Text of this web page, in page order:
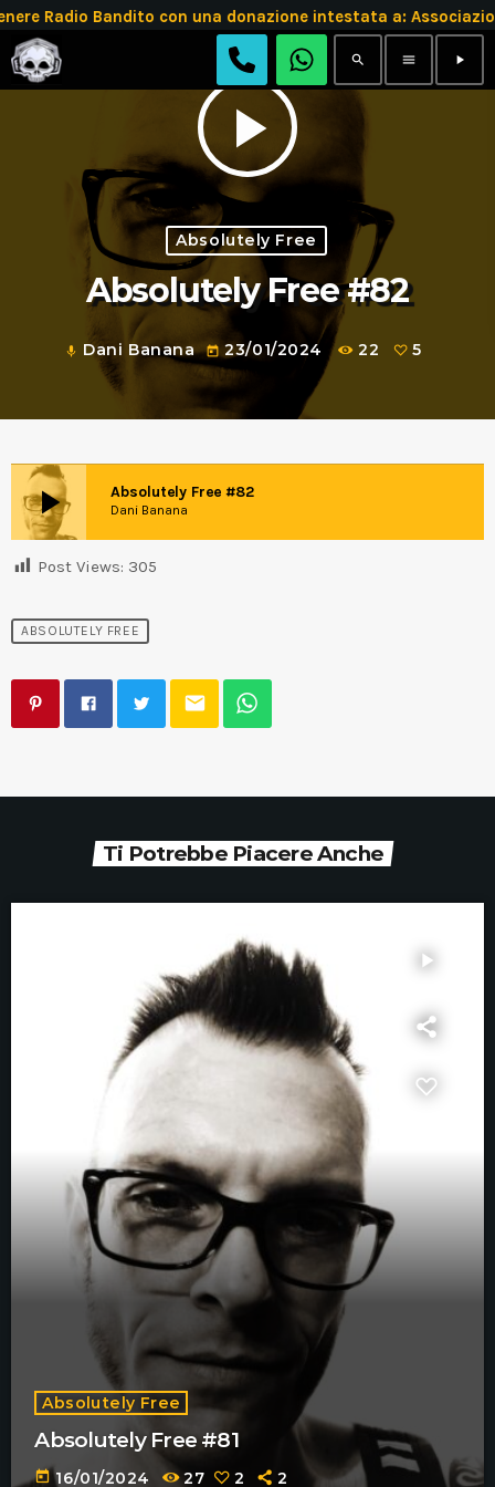
Radio Bandito con una donazione intestata a:
search menu play_arrow
play_arrow
Absolutely Free
Absolutely Free #82
mic Dani Banana today 23/01/2024 22 5
play_arrow Absolutely Free #82
Dani Banana
Post Views: 305
ABSOLUTELY FREE
email
Ti Potrebbe Piacere Anche
play_arrow
Absolutely Free
Absolutely Free #81
today 16/01/2024 27 2 2